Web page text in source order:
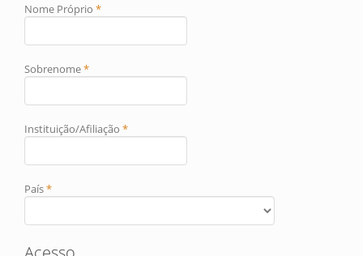
Nome Próprio *Obrigatório
Sobrenome*Obrigatório
Instituição/Afiliação *Obrigatório
País*Obrigatório